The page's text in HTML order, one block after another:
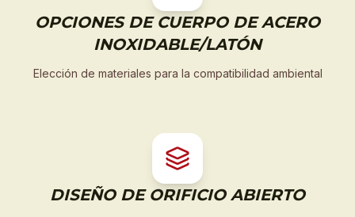
OPCIONES DE CUERPO DE ACERO
INOXIDABLE/LATÓN
Elección de materiales para la compatibilidad ambiental
DISEÑO DE ORIFICIO ABIERTO